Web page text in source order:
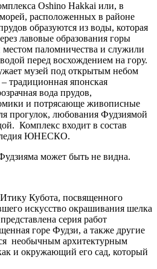
Oshino Hakkai или, в
расположенных в районе
образуются из воды, которая
лавовые образования горы
паломничества и служили
перед восхождением на гору.
музей под открытым небом
традиционная японская
вода прудов,
и потрясающе живописные
прогулок, любования Фудзиямой
Комплекс входит в состав
ЮНЕСКО.
может быть не видна.
Кубота, посвященного
искусство окрашивания шелка
серия работ
горе Фудзи, а также другие
необычным архитектурным
и окружающий его сад, который